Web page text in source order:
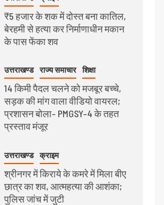
₹5 हजार के शक में दोस्त बना कातिल,
बेरहमी से हत्या कर निर्माणाधीन मकान
के पास फेंका शव
उत्तराखण्ड राज्य समाचार शिक्षा
14 किमी पैदल चलने को मजबूर बच्चे,
सड़क की मांग वाला वीडियो वायरल;
प्रशासन बोला- PMGSY-4 के तहत
प्रस्ताव मंजूर
उत्तराखण्ड क्राइम
श्रीनगर में किराये के कमरे में मिला बीए
छात्र का शव, आत्महत्या की आशंका;
पुलिस जांच में जुटी